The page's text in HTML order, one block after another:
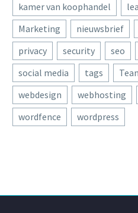
kamer van koophandel
Marketing
nieuwsbrief
privacy
security seo
social media
tags
webdesign
webhosting
wordfence
wordpress